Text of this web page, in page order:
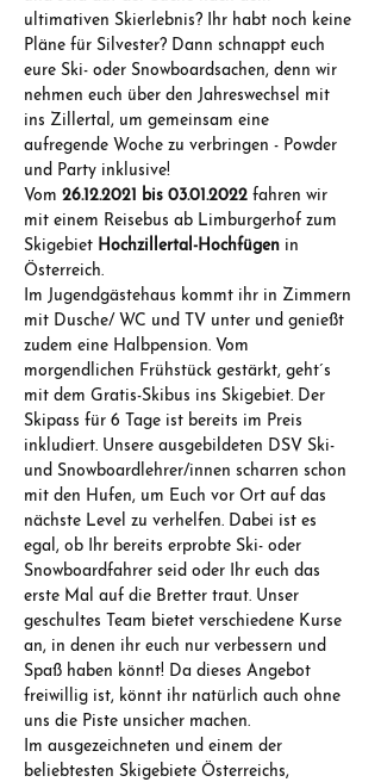
ultimativen Skierlebnis? Ihr habt noch keine
Pläne für Silvester? Dann schnappt euch
eure Ski- oder Snowboardsachen, denn wir
nehmen euch über den Jahreswechsel mit
ins Zillertal, um gemeinsam eine
aufregende Woche zu verbringen - Powder
und Party inklusive!
Vom 26.12.2021 bis 03.01.2022 fahren wir
mit einem Reisebus ab Limburgerhof zum
Skigebiet Hochzillertal-Hochfügen in
Österreich.
Im Jugendgästehaus kommt ihr in Zimmern
mit Dusche/ WC und TV unter und genießt
zudem eine Halbpension. Vom
morgendlichen Frühstück gestärkt, geht´s
mit dem Gratis-Skibus ins Skigebiet. Der
Skipass für 6 Tage ist bereits im Preis
inkludiert. Unsere ausgebildeten DSV Ski-
und Snowboardlehrer/innen scharren schon
mit den Hufen, um Euch vor Ort auf das
nächste Level zu verhelfen. Dabei ist es
egal, ob Ihr bereits erprobte Ski- oder
Snowboardfahrer seid oder Ihr euch das
erste Mal auf die Bretter traut. Unser
geschultes Team bietet verschiedene Kurse
an, in denen ihr euch nur verbessern und
Spaß haben könnt! Da dieses Angebot
freiwillig ist, könnt ihr natürlich auch ohne
uns die Piste unsicher machen.
Im ausgezeichneten und einem der
beliebtesten Skigebiete Österreichs,